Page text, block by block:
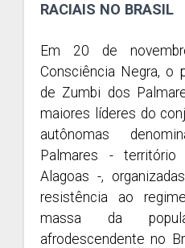
RACIAIS NO BRASIL
Em 20 de
Consciência Negra, o
de Zumbi dos
maiores líderes do
autônomas
Palmares -
Alagoas -,
resistência ao
massa da
afrodescendente no